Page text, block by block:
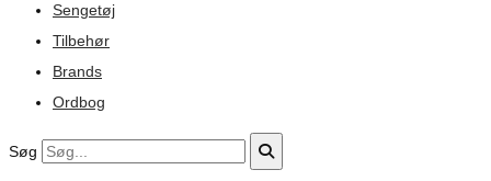
Sengetøj
Tilbehør
Brands
Ordbog
Søg